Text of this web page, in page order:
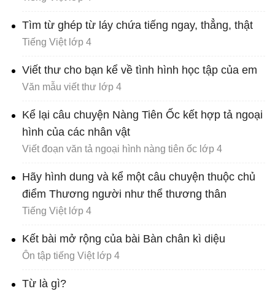
Tìm từ ghép từ láy chứa tiếng ngay, thẳng, thật
Tiếng Việt lớp 4
Viết thư cho bạn kể về tình hình học tập của em
Văn mẫu viết thư lớp 4
Kể lại câu chuyện Nàng Tiên Ốc kết hợp tả ngoại
hình của các nhân vật
Viết đoạn văn tả ngoại hình nàng tiên ốc lớp 4
Hãy hình dung và kể một câu chuyện thuộc chủ
điểm Thương người như thể thương thân
Tiếng Việt lớp 4
Kết bài mở rộng của bài Bàn chân kì diệu
Ôn tập tiếng Việt lớp 4
Từ là gì?